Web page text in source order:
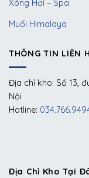
Xông Hơi – Spa
Muối Himalaya
THÔNG TIN LIÊN
Địa chỉ kho: Số 13,
Nội
Hotline:
Địa Chỉ Kho Tại